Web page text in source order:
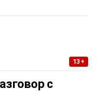
13+
с